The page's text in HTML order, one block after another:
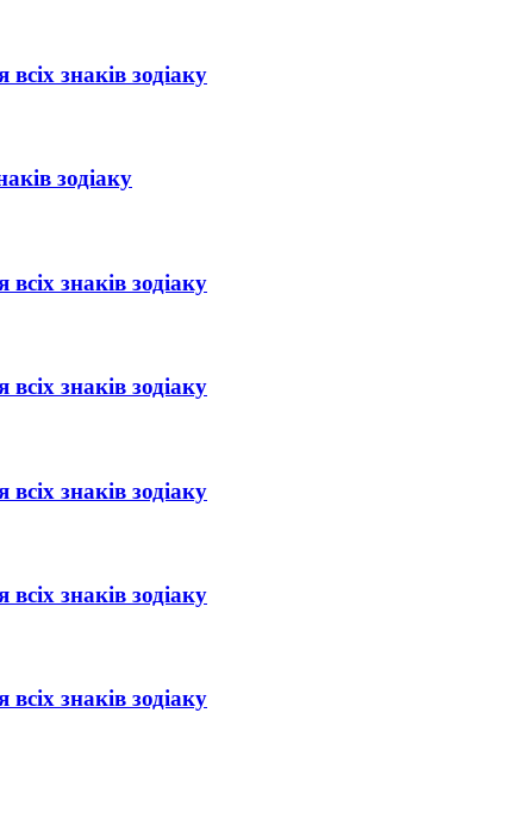
знаків зодіаку
зодіаку
знаків зодіаку
знаків зодіаку
знаків зодіаку
знаків зодіаку
знаків зодіаку